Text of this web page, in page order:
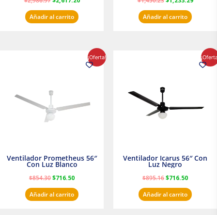
Añadir al carrito Añadir al carrito
¡Oferta!
Ventilador Prometheus 56″
Con Luz Blanco
$854.30$716.50
precio
actual
Añadir al carrito
Ventilador Icarus 56″ Con
Luz Negro
$895.16$716.50
precio
actual
Añadir al carrito